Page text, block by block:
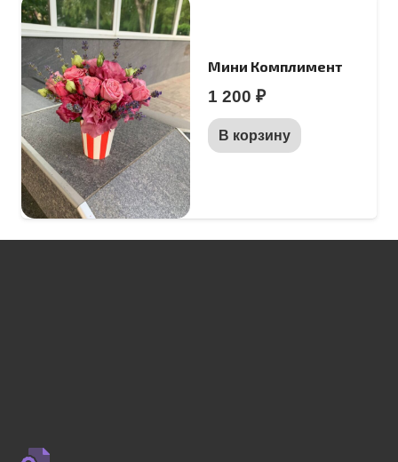
Мини Комплимент
1 200 ₽
В корзину